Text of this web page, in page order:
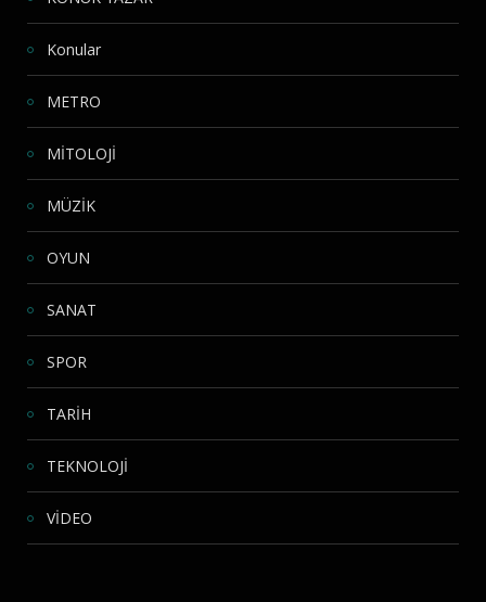
Konular
METRO
MİTOLOJİ
MÜZİK
OYUN
SANAT
SPOR
TARİH
TEKNOLOJİ
VİDEO